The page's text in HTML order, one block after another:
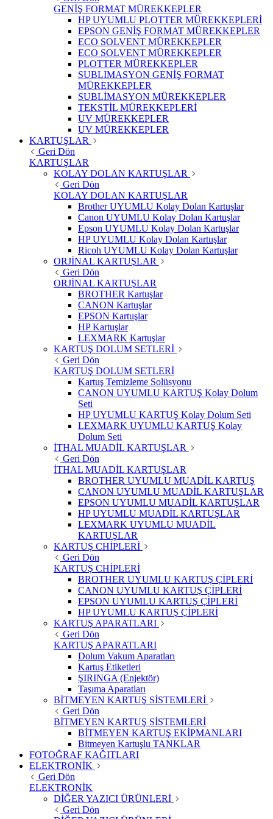
GENİŞ FORMAT MÜREKKEPLER
HP UYUMLU PLOTTER MÜREKKEPLERİ
EPSON GENİŞ FORMAT MÜREKKEPLER
ECO SOLVENT MÜREKKEPLER
ECO SOLVENT MÜREKKEPLER
PLOTTER MÜREKKEPLER
SUBLIMASYON GENİŞ FORMAT
MÜREKKEPLER
SUBLİMASYON MÜREKKEPLER
TEKSTİL MÜREKKEPLERİ
UV MÜREKKEPLER
UV MÜREKKEPLER
KARTUŞLAR
Geri Dön
KARTUŞLAR
KOLAY DOLAN KARTUŞLAR
Geri Dön
KOLAY DOLAN KARTUŞLAR
Brother UYUMLU Kolay Dolan Kartuşlar
Canon UYUMLU Kolay Dolan Kartuşlar
Epson UYUMLU Kolay Dolan Kartuşlar
HP UYUMLU Kolay Dolan Kartuşlar
Ricoh UYUMLU Kolay Dolan Kartuşlar
ORJİNAL KARTUŞLAR
Geri Dön
ORJİNAL KARTUŞLAR
BROTHER Kartuşlar
CANON Kartuşlar
EPSON Kartuşlar
HP Kartuşlar
LEXMARK Kartuşlar
KARTUŞ DOLUM SETLERİ
Geri Dön
KARTUŞ DOLUM SETLERİ
Kartuş Temizleme Solüsyonu
CANON UYUMLU KARTUŞ Kolay Dolum
Seti
HP UYUMLU KARTUŞ Kolay Dolum Seti
LEXMARK UYUMLU KARTUŞ Kolay
Dolum Seti
İTHAL MUADİL KARTUŞLAR
Geri Dön
İTHAL MUADİL KARTUŞLAR
BROTHER UYUMLU MUADİL KARTUŞ
CANON UYUMLU MUADİL KARTUŞLAR
EPSON UYUMLU MUADİL KARTUŞLAR
HP UYUMLU MUADİL KARTUŞLAR
LEXMARK UYUMLU MUADİL
KARTUŞLAR
KARTUŞ CHİPLERİ
Geri Dön
KARTUŞ CHİPLERİ
BROTHER UYUMLU KARTUŞ ÇİPLERİ
CANON UYUMLU KARTUŞ ÇİPLERİ
EPSON UYUMLU KARTUŞ ÇİPLERİ
HP UYUMLU KARTUŞ ÇİPLERİ
KARTUŞ APARATLARI
Geri Dön
KARTUŞ APARATLARI
Dolum Vakum Aparatları
Kartuş Etiketleri
ŞIRINGA (Enjektör)
Taşıma Aparatları
BİTMEYEN KARTUŞ SİSTEMLERİ
Geri Dön
BİTMEYEN KARTUŞ SİSTEMLERİ
BİTMEYEN KARTUŞ EKİPMANLARI
Bitmeyen Kartuşlu TANKLAR
FOTOĞRAF KAĞITLARI
ELEKTRONİK
Geri Dön
ELEKTRONİK
DİĞER YAZICI ÜRÜNLERİ
Geri Dön